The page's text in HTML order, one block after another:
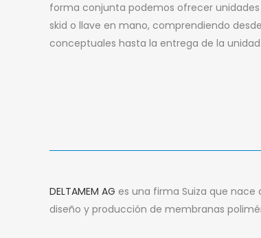
forma conjunta podemos ofrecer
skid o llave en mano, comprendiendo
conceptuales hasta la entrega de la
DELTAMEM AG es una firma Suiza que nace
diseño y producción de membranas